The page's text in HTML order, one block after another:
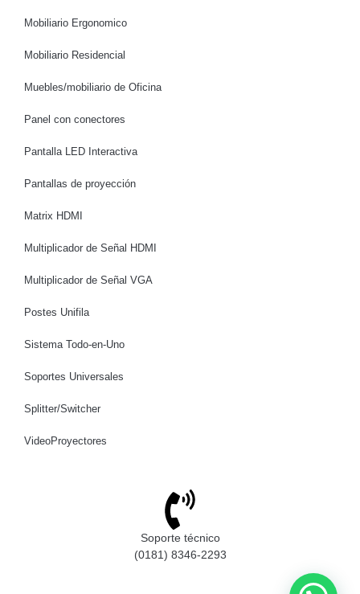
Mobiliario Ergonomico
Mobiliario Residencial
Muebles/mobiliario de Oficina
Panel con conectores
Pantalla LED Interactiva
Pantallas de proyección
Matrix HDMI
Multiplicador de Señal HDMI
Multiplicador de Señal VGA
Postes Unifila
Sistema Todo-en-Uno
Soportes Universales
Splitter/Switcher
VideoProyectores
Soporte técnico
(0181) 8346-2293